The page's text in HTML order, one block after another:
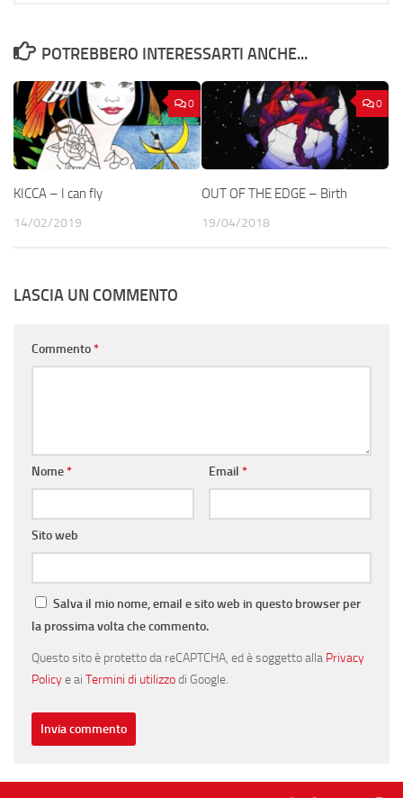
POTREBBERO INTERESSARTI ANCHE...
0
KICCA – I can fly
14/02/2019
0
OUT OF THE EDGE – Birth
19/04/2018
LASCIA UN COMMENTO
Commento*
Nome* Email *
Sito web
Salva il mio nome, email e sito web in questo browser per
la prossima volta che commento.
Questo sito è protetto da reCAPTCHA, ed è soggetto alla Privacy
Policye ai Termini di utilizzodi Google.